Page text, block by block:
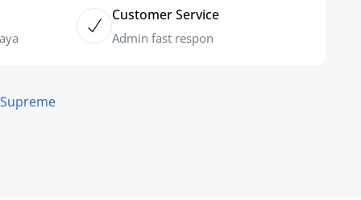
Customer Service
Admin fast respon